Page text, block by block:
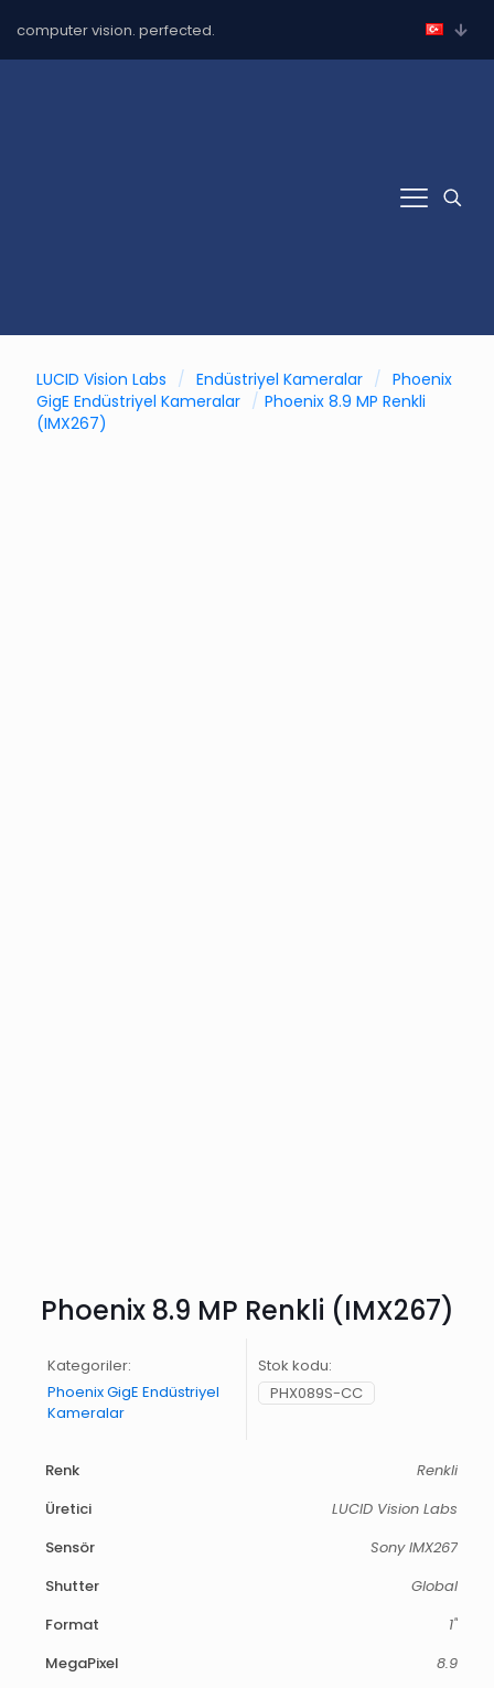
computer vision. perfected.
LUCID Vision Labs / Endüstriyel Kameralar / Phoenix
GigE Endüstriyel Kameralar / Phoenix 8.9 MP Renkli
(IMX267)
Phoenix 8.9 MP Renkli (IMX267)
Kategoriler:
Phoenix GigE Endüstriyel
Kameralar
Stok kodu:
PHX089S-CC
Renk
Renkli
Üretici
LUCID Vision Labs
Sensör
Sony IMX267
Shutter
Global
Format
1"
MegaPixel
8.9